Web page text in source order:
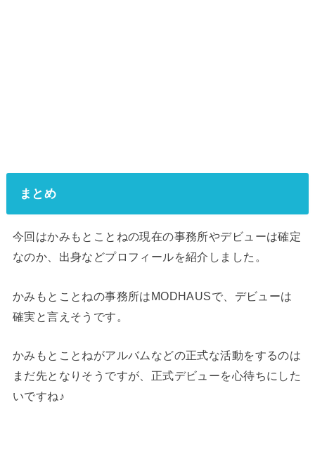
まとめ
今回はかみもとことねの現在の事務所やデビューは確定
なのか、出身などプロフィールを紹介しました。
かみもとことねの事務所はMODHAUSで、デビューは
確実と言えそうです。
かみもとことねがアルバムなどの正式な活動をするのは
まだ先となりそうですが、正式デビューを心待ちにした
いですね♪